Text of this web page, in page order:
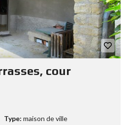
cour
Type: maison de ville